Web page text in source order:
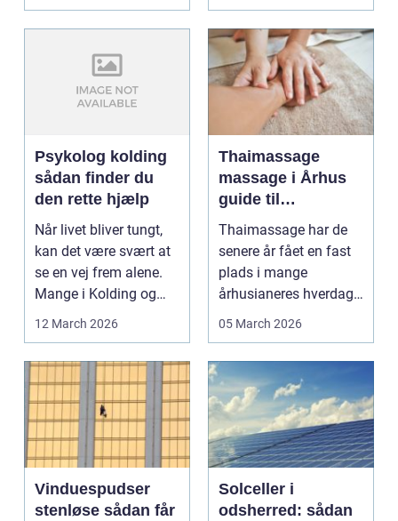
Psykolog kolding
sådan finder du
den rette hjælp
Når livet bliver tungt,
kan det være svært at
se en vej frem alene.
Mange i Kolding og
omegn søger p...
12 March 2026
Thaimassage
massage i Århus
guide til
afslapning,
smidighed og
bedre velvære
Thaimassage har de
senere år fået en fast
plads i mange
århusianeres hverdag.
Flere bruger den både
05 March 2026
Vinduespudser
stenløse sådan får
Solceller i
odsherred: sådan